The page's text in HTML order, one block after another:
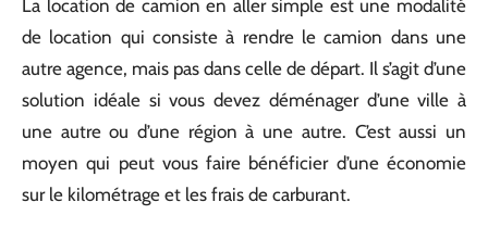
La location de camion en aller simple est une modalité
de location qui consiste à rendre le camion dans une
autre agence, mais pas dans celle de départ. Il s’agit d’une
solution idéale si vous devez déménager d’une ville à
une autre ou d’une région à une autre. C’est aussi un
moyen qui peut vous faire bénéficier d’une économie
sur le kilométrage et les frais de carburant.